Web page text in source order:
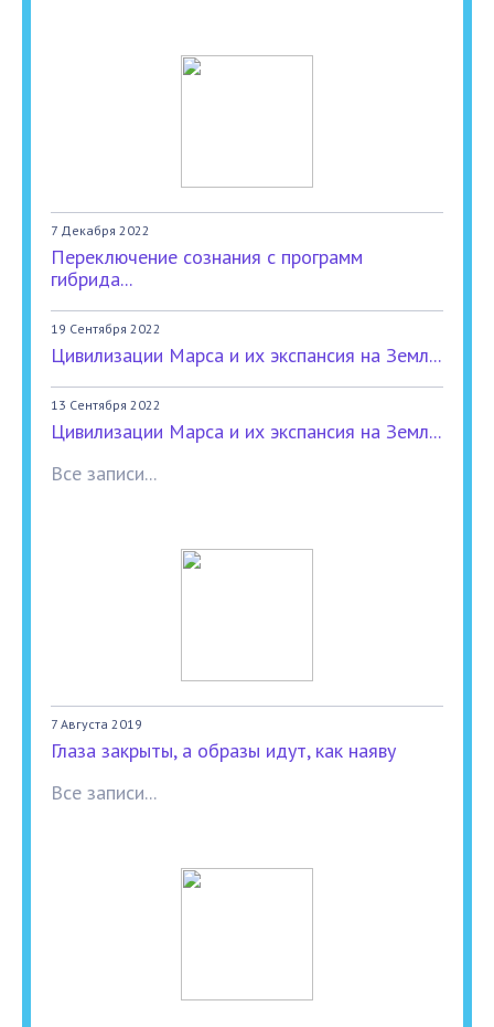
7 Декабря 2022
Переключение сознания с программ
гибрида...
19 Сентября 2022
Цивилизации Марса и их экспансия на Земл...
13 Сентября 2022
Цивилизации Марса и их экспансия на Земл...
Все записи...
7 Августа 2019
Глаза закрыты, а образы идут, как наяву
Все записи...